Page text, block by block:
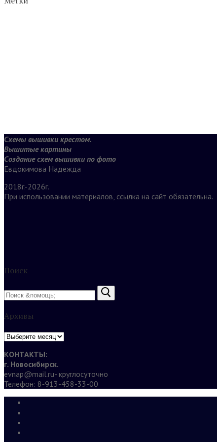
Схемы вышивки крестом.
Вышитые картины
Создание схем вышивки по фото
Евдокимова Надежда
2018г.-2026г.
При использовании материалов, ссылка на сайт обязательна.
Поиск
Найти:
Архивы
Архивы
КОНТАКТЫ:
г. Новосибирск.
evnap@mail.ru- круглосуточно
Телефон: 8-913-458-33-00